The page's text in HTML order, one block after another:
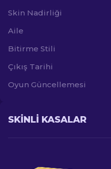
Skin Nadirliği
Aile
Bitirme Stili
Çıkış Tarihi
Oyun Güncellemesi
SKINLI KASALAR